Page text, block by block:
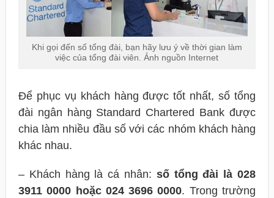
Khi gọi đến số tổng đài, bạn hãy lưu ý về thời gian làm
việc của tổng đài viên. Ảnh nguồn Internet
Để phục vụ khách hàng được tốt nhất, số tổng
đài ngân hàng Standard Chartered Bank được
chia làm nhiều đầu số với các nhóm khách hàng
khác nhau.
– Khách hàng là cá nhân: số tổng đài là 028
3911 0000 hoặc 024 3696 0000. Trong trường